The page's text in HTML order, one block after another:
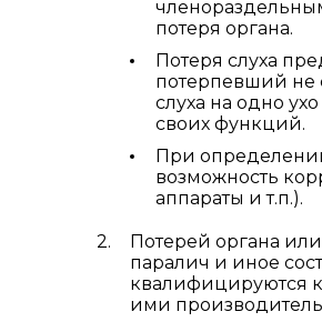
потеря органа.
Потеря слуха
потерпевший не
слуха на одно
своих функций.
При
возможность
аппараты и т.п.).
Потерей органа
паралич и иное
квалифицируются
ими